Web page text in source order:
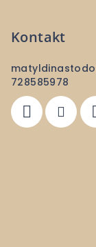
Kontakt
728585978